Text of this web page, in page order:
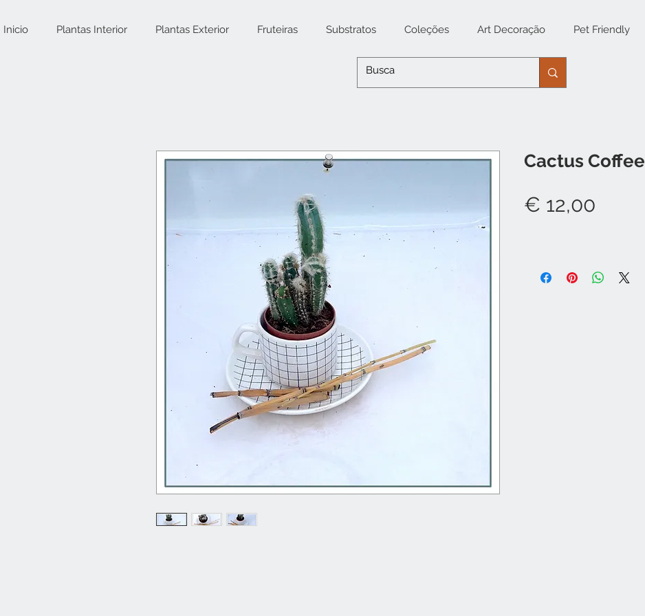
Inicio Plantas Interior Plantas Exterior Fruteiras Substratos Coleções Art Decoração Pet Friendly
Cactus Coffee
€ 12,00